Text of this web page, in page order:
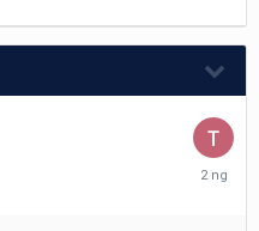
Thursday